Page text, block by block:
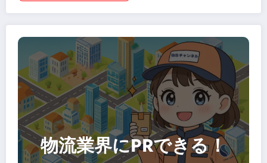
物流業界にPRできる！